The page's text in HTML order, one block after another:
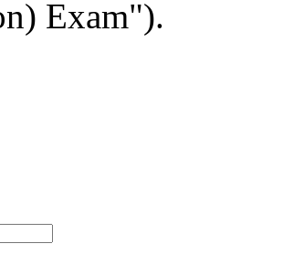
Exam").